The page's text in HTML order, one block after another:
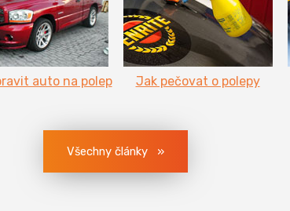
auto na polep Jak pečovat o polepy
Všechny články